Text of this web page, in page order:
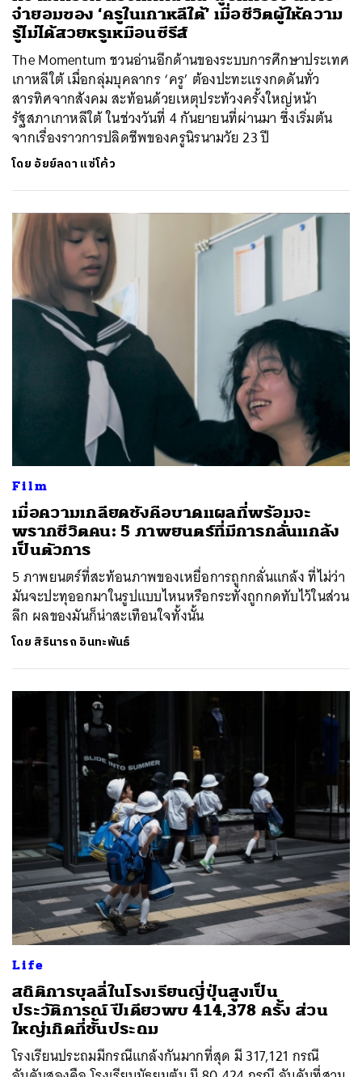
จำยอมของ ‘ครูในเกาหลีใต้’ เมื่อชีวิตผู้ให้ความ
รู้ไม่ได้สวยหรูเหมือนซีรีส์
The Momentum ชวนอ่านอีกด้านของระบบการศึกษาประเทศ
เกาหลีใต้ เมื่อกลุ่มบุคลากร ‘ครู’ ต้องปะทะแรงกดดันทั่ว
สารทิศจากสังคม สะท้อนด้วยเหตุประท้วงครั้งใหญ่หน้า
รัฐสภาเกาหลีใต้ ในช่วงวันที่ 4 กันยายนที่ผ่านมา ซึ่งเริ่มต้น
จากเรื่องราวการปลิดชีพของครูนิรนามวัย 23 ปี
โดย อัยย์ลดา แซ่โค้ว
Film
เมื่อความเกลียดชังคือบาดแผลที่พร้อมจะ
พรากชีวิตคน: 5 ภาพยนตร์ที่มีการกลั่นแกล้ง
เป็นตัวการ
5 ภาพยนตร์ที่สะท้อนภาพของเหยื่อการถูกกลั่นแกล้ง ที่ไม่ว่า
มันจะปะทุออกมาในรูปแบบไหนหรือกระทั่งถูกกดทับไว้ในส่วน
ลึก ผลของมันก็น่าสะเทือนใจทั้งนั้น
โดย สิรินารถ อินทะพันธ์
Life
สถิติการบุลลี่ในโรงเรียนญี่ปุ่นสูงเป็น
ประวัติการณ์ ปีเดียวพบ 414,378 ครั้ง ส่วน
ใหญ่เกิดที่ชั้นประถม
โรงเรียนประถมมีกรณีแกล้งกันมากที่สุด มี 317,121 กรณี